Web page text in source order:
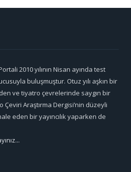
2010 yılının Nisan ayında test
buluşmuştur. Otuz yılı aşkın bir
ve tiyatro çevrelerinde saygın bir
Araştırma Dergisi’nin düzeyli
eden bir yayıncılık yaparken de